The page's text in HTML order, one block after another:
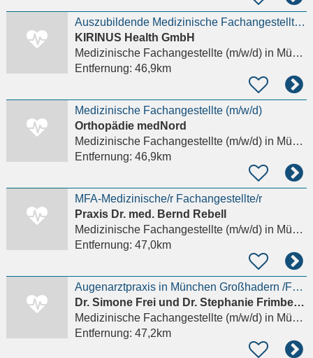
Auszubildende Medizinische Fachangestellte (m/w/d) - Praxis Rotkreuzplatz
KIRINUS Health GmbH
Medizinische Fachangestellte (m/w/d)in München, Schwabing-West
Entfernung: 46,9km
Medizinische Fachangestellte (m/w/d)
Orthopädie medNord
Medizinische Fachangestellte (m/w/d)in München, Schwabing-Freimann
Entfernung: 46,9km
MFA-Medizinische/r Fachangestellte/r
Praxis Dr. med. Bernd Rebell
Medizinische Fachangestellte (m/w/d)in München, Schwanthalerhöhe
Entfernung: 47,0km
Augenarztpraxis in München Großhadern /Fürstenried sucht MFA/Arzthelferin
Dr. Simone Frei und Dr. Stephanie Frimberger
Medizinische Fachangestellte (m/w/d)in München, Solln
Entfernung: 47,2km